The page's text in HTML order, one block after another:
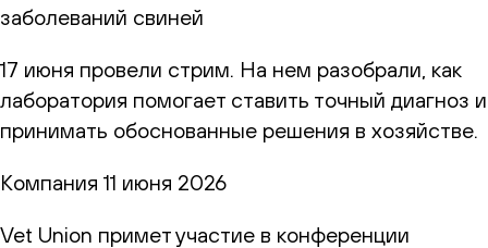
заболеваний свиней
17 июня провели стрим. На нем разобрали, как
лаборатория помогает ставить точный диагноз и
принимать обоснованные решения в хозяйстве.
Компания 11 июня 2026
Vet Union примет участие в конференции